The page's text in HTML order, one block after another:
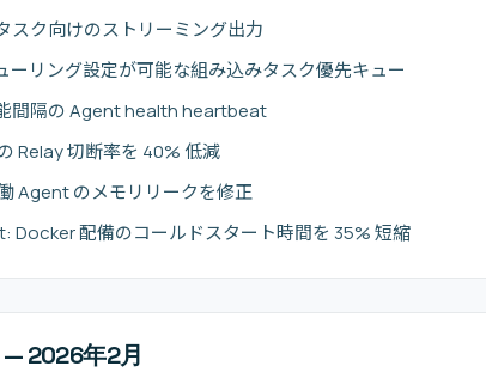
スク向けのストリーミング出力
ーリング設定が可能な組み込みタスク優先キュー
間隔の Agent health heartbeat
Relay 切断率を 40% 低減
Agent のメモリリークを修正
Docker 配備のコールドスタート時間を 35% 短縮
2026年2月